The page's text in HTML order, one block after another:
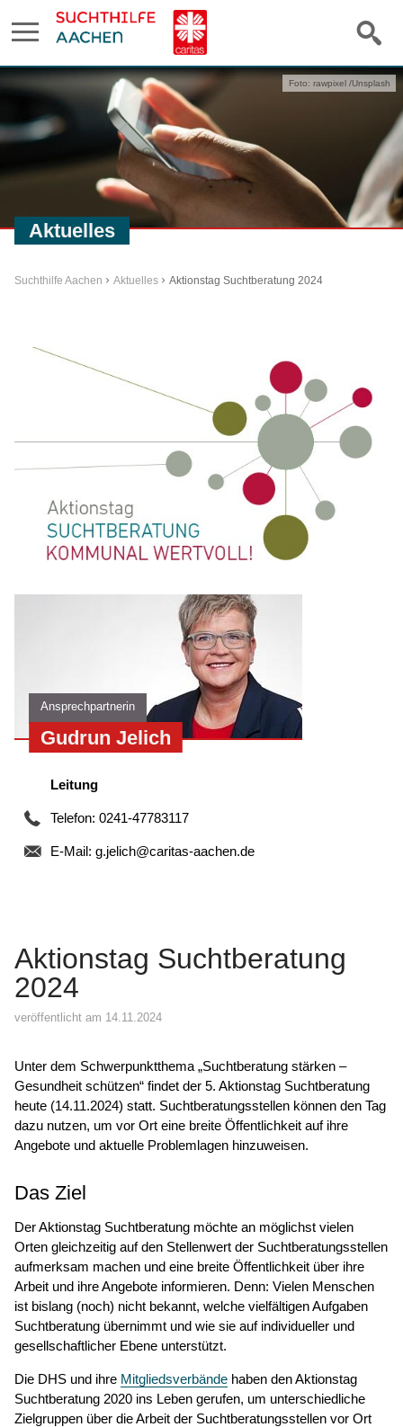
Aktuelles
Foto: rawpixel /Unsplash
Suchthilfe Aachen Aktuelles Aktionstag Suchtberatung 2024
Aktionstag Suchtberatung
2024
veröffentlicht am 14.11.2024
Unter dem Schwerpunktthema „Suchtberatung stärken –
Gesundheit schützen“ findet der 5. Aktionstag Suchtberatung
heute (14.11.2024) statt. Suchtberatungsstellen können den Tag
dazu nutzen, um vor Ort eine breite Öffentlichkeit auf ihre
Angebote und aktuelle Problemlagen hinzuweisen.
Das Ziel
Der Aktionstag Suchtberatung möchte an möglichst vielen
Orten gleichzeitig auf den Stellenwert der Suchtberatungsstellen
aufmerksam machen und eine breite Öffentlichkeit über ihre
Arbeit und ihre Angebote informieren. Denn: Vielen Menschen
ist bislang (noch) nicht bekannt, welche vielfältigen Aufgaben
Suchtberatung übernimmt und wie sie auf individueller und
gesellschaftlicher Ebene unterstützt.
Die DHS und ihre Mitgliedsverbände haben den Aktionstag
Suchtberatung 2020 ins Leben gerufen, um unterschiedliche
Zielgruppen über die Arbeit der Suchtberatungsstellen vor Ort
Ansprechpartnerin
Gudrun Jelich
Leitung
Telefon: 0241-47783117
E-Mail: g.jelich@caritas-aachen.de